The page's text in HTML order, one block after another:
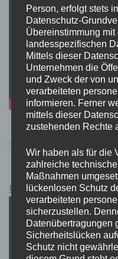
Pokémon Schwert und
Person, erfolgt stets
Datenschutz-
Übereinstimmung
landesspezifischen
Mittels dieser
Unternehmen die
und Zweck der von
verarbeiteten
informieren. Ferner
mittels dieser
zustehenden Rechte
Wir haben als für die
zahlreiche
Maßnahmen
lückenlosen Schutz
verarbeiteten
sicherzustellen.
Datenübertragungen
Sicherheitslücken
Schutz nicht